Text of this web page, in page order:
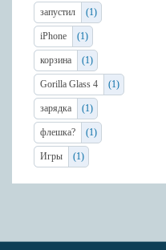
запустил (1)
iPhone (1)
корзина (1)
Gorilla Glass 4 (1)
зарядка (1)
флешка? (1)
Игры (1)